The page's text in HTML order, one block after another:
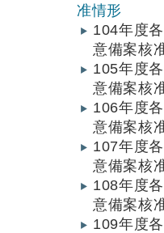
准情形
104年度
意備案核
105年度
意備案核
106年度
意備案核
107年度
意備案核
108年度
意備案核
109年度